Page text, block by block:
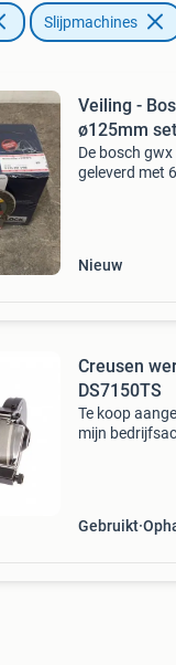
Slijpmachines
Veiling -
ø125mm
De bosch
geleverd met
Nieuw
Creusen
DS7150TS
Te koop
mijn
Gebruikt